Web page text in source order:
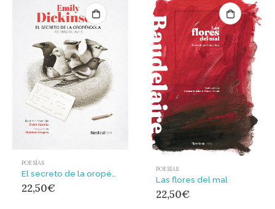
POESÍAS
22,50€
POESÍAS
Las flores del mal
22,50€